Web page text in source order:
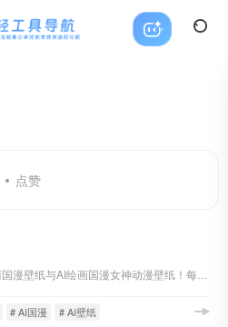
点赞
# AI国漫 # AI壁纸